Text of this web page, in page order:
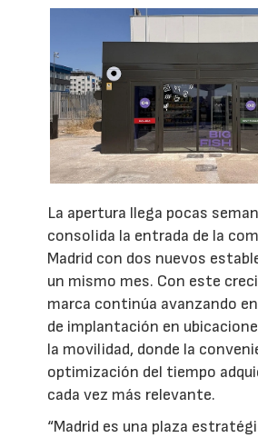
La apertura llega pocas
consolida la entrada de la
Madrid con dos nuevos
un mismo mes. Con este
marca continúa avanzando
de implantación en
la movilidad, donde la
optimización del tiempo
cada vez más relevante.
“Madrid es una plaza